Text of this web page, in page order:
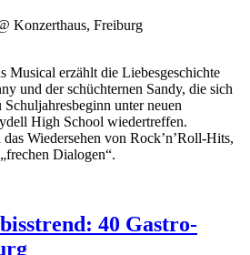
Konzerthaus, Freiburg
Musical erzählt die Liebesgeschichte
und der schüchternen Sandy, die sich
unter neuen
High School wiedertreffen.
Wiedersehen von Rock’n’Roll-Hits,
Dialogen“.
40 Gastro-